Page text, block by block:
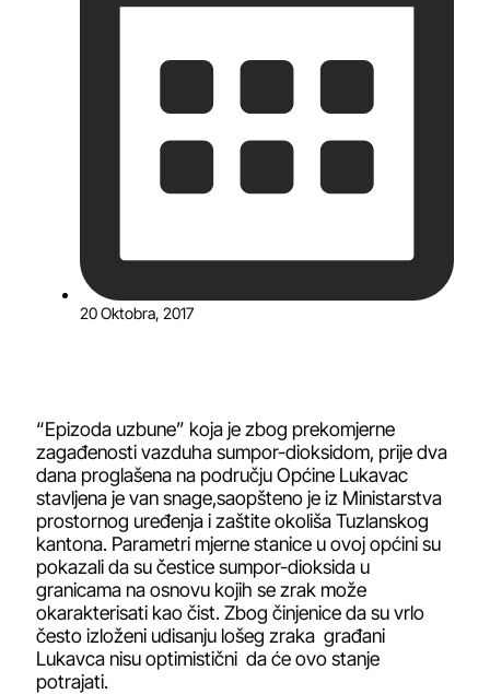
20 Oktobra, 2017
“Epizoda uzbune” koja je zbog prekomjerne
zagađenosti vazduha sumpor-dioksidom, prije dva
dana proglašena na području Općine Lukavac
stavljena je van snage,saopšteno je iz Ministarstva
prostornog uređenja i zaštite okoliša Tuzlanskog
kantona. Parametri mjerne stanice u ovoj općini su
pokazali da su čestice sumpor-dioksida u
granicama na osnovu kojih se zrak može
okarakterisati kao čist. Zbog činjenice da su vrlo
često izloženi udisanju lošeg zraka građani
Lukavca nisu optimistični da će ovo stanje
potrajati.